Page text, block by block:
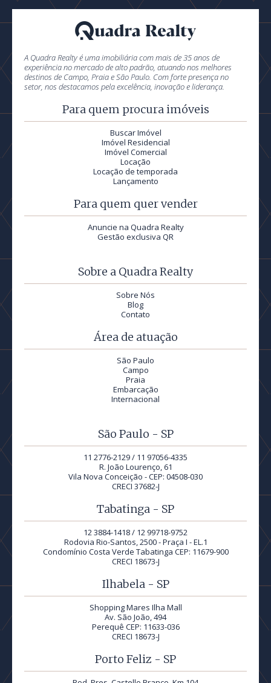
A Quadra Realty é uma imobiliária com mais de 35 anos de
experiência no mercado de alto padrão, atuando nos melhores
destinos de Campo, Praia e São Paulo. Com forte presença no
setor, nos destacamos pela excelência, inovação e liderança.
Para quem procura imóveis
Buscar Imóvel
Imóvel Residencial
Imóvel Comercial
Locação
Locação de temporada
Lançamento
Para quem quer vender
Anuncie na Quadra Realty
Gestão exclusiva QR
Sobre a Quadra Realty
Sobre Nós
Blog
Contato
Área de atuação
São Paulo
Campo
Praia
Embarcação
Internacional
São Paulo - SP
11 2776-2129 / 11 97056-4335
R. João Lourenço, 61
Vila Nova Conceição - CEP: 04508-030
CRECI 37682-J
Tabatinga - SP
12 3884-1418 / 12 99718-9752
Rodovia Rio-Santos, 2500 - Praça I - EL.1
Condomínio Costa Verde Tabatinga CEP: 11679-900
CRECI 18673-J
Ilhabela - SP
Shopping Mares Ilha Mall
Av. São João, 494
Perequê CEP: 11633-036
CRECI 18673-J
Porto Feliz - SP